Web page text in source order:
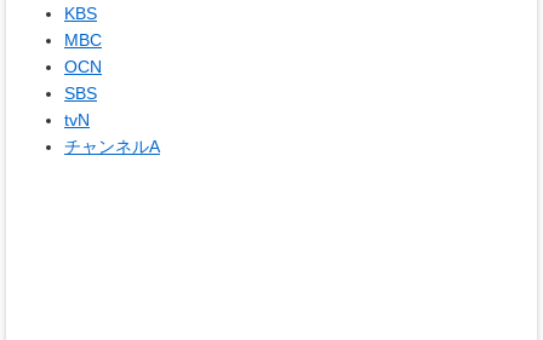
KBS
MBC
OCN
SBS
tvN
チャンネルA